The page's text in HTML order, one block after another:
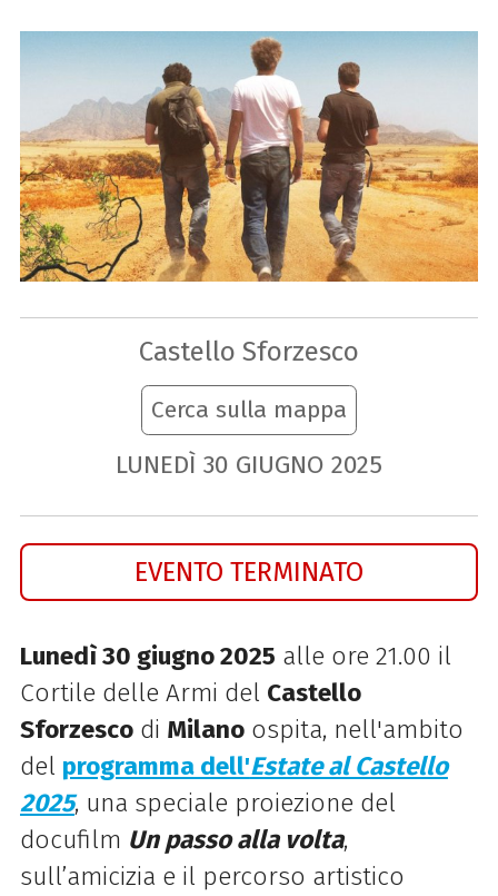
Castello Sforzesco
Cerca sulla mappa
LUNEDÌ 30 GIUGNO 2025
EVENTO TERMINATO
Lunedì 30 giugno 2025 alle ore 21.00 il
Cortile delle Armi del Castello
Sforzesco di Milanoospita, nell'ambito
del programma dell'Estate al Castello
2025, una speciale proiezione del
docufilm Un passo alla volta,
sull’amicizia e il percorso artistico